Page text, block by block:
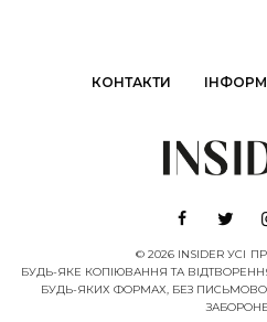
КОНТАКТИ
© 2026 INSIDER УСІ
БУДЬ-ЯКЕ КОПІЮВАННЯ ТА
БУДЬ-ЯКИХ ФОРМАХ, БЕЗ